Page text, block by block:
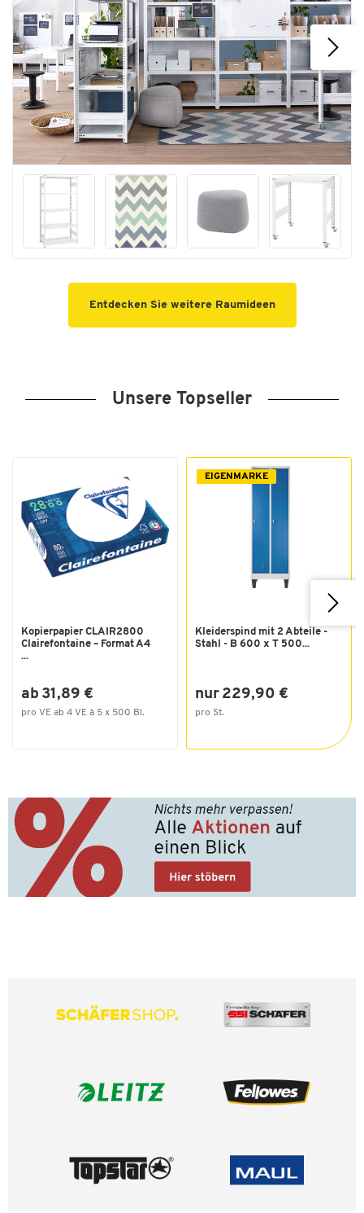
Entdecken Sie weitere Raumideen
Unsere Topseller
Kopierpapier CLAIR2800
Clairefontaine – Format A4
...
ab 31,89 €
pro VE ab 4 VE à 5 x 500 Bl.
EIGENMARKE
Kleiderspind mit 2 Abteile -
Stahl - B 600 x T 500...
nur 229,90 €
pro St.